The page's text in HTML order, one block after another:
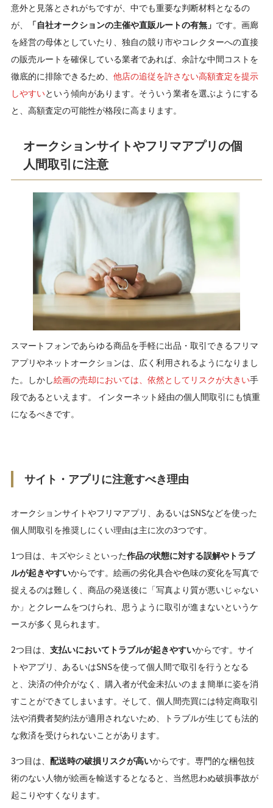
意外と見落とされがちですが、中でも重要な判断材料となるの
が、
「自社オークションの主催や直販ルートの有無」 です。画廊
を経営の母体としていたり、独自の競り市やコレクターへの直接
の販売ルートを確保している業者であれば、余計な中間コストを
徹底的に排除できるため、 他店の追従を許さない高額査定を提示
しやすいという傾向があります。そういう業者を選ぶようにする
と、高額査定の可能性が格段に高まります。
オークションサイトやフリマアプリの個
人間取引に注意
スマートフォンであらゆる商品を手軽に出品・取引できるフリマ
アプリやネットオークションは、広く利用されるようになりまし
た。しかし絵画の売却においては、依然としてリスクが大きい手
段であるといえます。 インターネット経由の個人間取引にも慎重
になるべきです。
サイト・アプリに注意すべき理由
オークションサイトやフリマアプリ、あるいはSNSなどを使った
個人間取引を推奨しにくい理由は主に次の3つです。
1つ目は、キズやシミといった作品の状態に対する誤解やトラブ
ルが起きやすいからです。絵画の劣化具合や色味の変化を写真で
捉えるのは難しく、商品の発送後に「写真より質が悪いじゃない
か」とクレームをつけられ、思うように取引が進まないというケ
ースが多く見られます。
2つ目は、 支払いにおいてトラブルが起きやすいからです。サイ
トやアプリ、あるいはSNSを使って個人間で取引を行うとなる
と、決済の仲介がなく、購入者が代金未払いのまま簡単に姿を消
すことができてしまいます。そして、個人間売買には特定商取引
法や消費者契約法が適用されないため、トラブルが生じても法的
な救済を受けられないことがあります。
3つ目は、 配送時の破損リスクが高いからです。専門的な梱包技
術のない人物が絵画を輸送するとなると、当然思わぬ破損事故が
起こりやすくなります。